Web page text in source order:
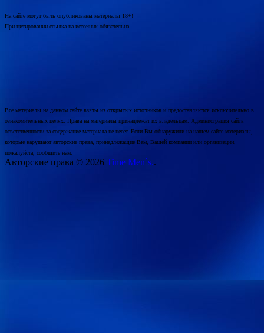
На сайте могут быть опубликованы материалы 18+!
При цитировании ссылка на источник обязательна.
Все материалы на данном сайте взяты из открытых источников и предоставляются исключительно в
ознакомительных целях. Права на материалы принадлежат их владельцам. Администрация сайта
ответственности за содержание материала не несет. Если Вы обнаружили на нашем сайте материалы,
которые нарушают авторские права, принадлежащие Вам, Вашей компании или организации,
пожалуйста, сообщите нам.
Авторские права © 2026 Time Men`s..